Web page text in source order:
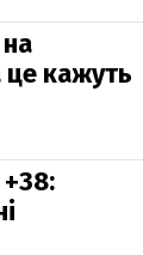
кажуть